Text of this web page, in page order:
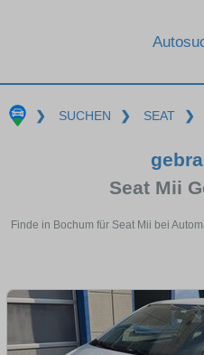
❯ SUCHEN ❯ SEAT ❯
Seat Mii
Finde in Bochum für Seat Mii bei